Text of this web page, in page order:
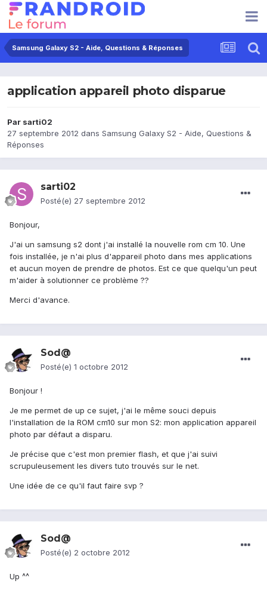
Samsung Galaxy S2 - Aide, Questions & Réponses
application appareil photo disparue
Par sarti02
27 septembre 2012 dans Samsung Galaxy S2 - Aide, Questions &
Réponses
sarti02
Posté(e) 27 septembre 2012
Bonjour,
J'ai un samsung s2 dont j'ai installé la nouvelle rom cm 10. Une
fois installée, je n'ai plus d'appareil photo dans mes applications
et aucun moyen de prendre de photos. Est ce que quelqu'un peut
m'aider à solutionner ce problème ??
Merci d'avance.
Sod@
Posté(e) 1 octobre 2012
Bonjour !
Je me permet de up ce sujet, j'ai le même souci depuis
l'installation de la ROM cm10 sur mon S2: mon application appareil
photo par défaut a disparu.
Je précise que c'est mon premier flash, et que j'ai suivi
scrupuleusement les divers tuto trouvés sur le net.
Une idée de ce qu'il faut faire svp ?
Sod@
Posté(e) 2 octobre 2012
Up ^^